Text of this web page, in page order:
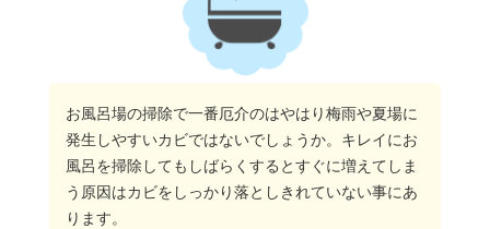
お風呂場の掃除で一番厄介のはやはり梅雨や夏場に
発生しやすいカビではないでしょうか。キレイにお
風呂を掃除してもしばらくするとすぐに増えてしま
う原因はカビをしっかり落としきれていない事にあ
ります。